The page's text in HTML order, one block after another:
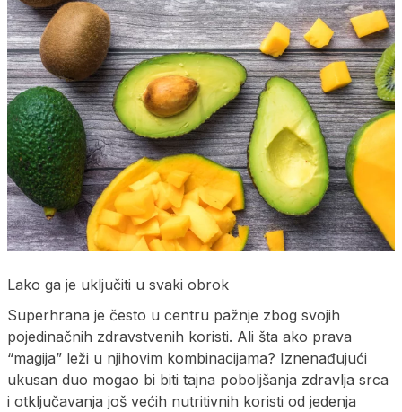
Lako ga je uključiti u svaki obrok
Superhrana je često u centru pažnje zbog svojih
pojedinačnih zdravstvenih koristi. Ali šta ako prava
“magija” leži u njihovim kombinacijama? Iznenađujući
ukusan duo mogao bi biti tajna poboljšanja zdravlja srca
i otključavanja još većih nutritivnih koristi od jedenja